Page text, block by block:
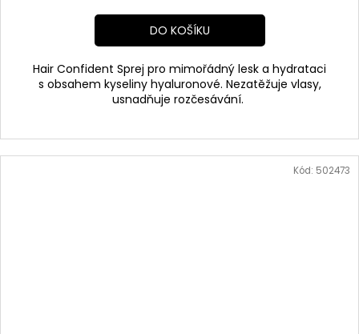
DO KOŠÍKU
Hair Confident Sprej pro mimořádný lesk a hydrataci
s obsahem kyseliny hyaluronové. Nezatěžuje vlasy,
usnadňuje rozčesávání.
Kód: 502473